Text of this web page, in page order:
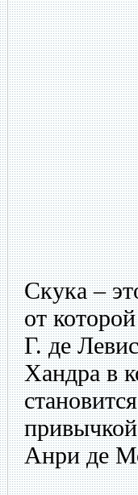
Скука –
от
Г. де Левис
Хандра в
становится
Анри де